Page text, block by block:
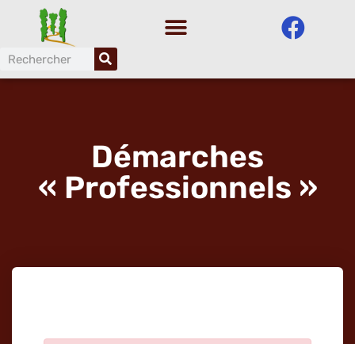
au
contenu
Démarches
« Professionnels »